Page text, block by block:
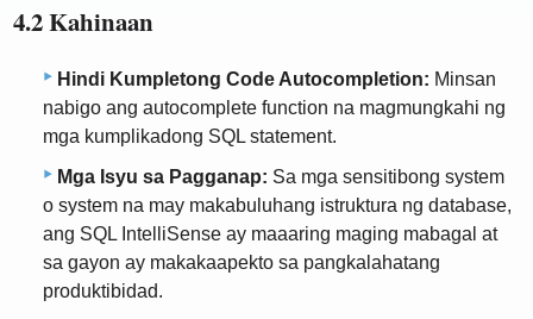
4.2 Kahinaan
Hindi Kumpletong Code Autocompletion: Minsan
nabigo ang autocomplete function na magmungkahi ng
mga kumplikadong SQL statement.
Mga Isyu sa Pagganap: Sa mga sensitibong system
o system na may makabuluhang istruktura ng database,
ang SQL IntelliSense ay maaaring maging mabagal at
sa gayon ay makakaapekto sa pangkalahatang
produktibidad.